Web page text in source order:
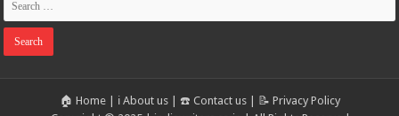
🏠 Home| ℹ️ About us| ☎️ Contact us| 📝 Privacy Policy